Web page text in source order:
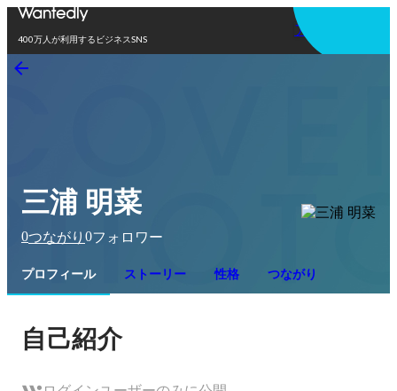
400万人が利用するビジネスSNS
アプリを使う
三浦 明菜
0つながり 0フォロワー
プロフィール ストーリー 性格 つながり
自己紹介